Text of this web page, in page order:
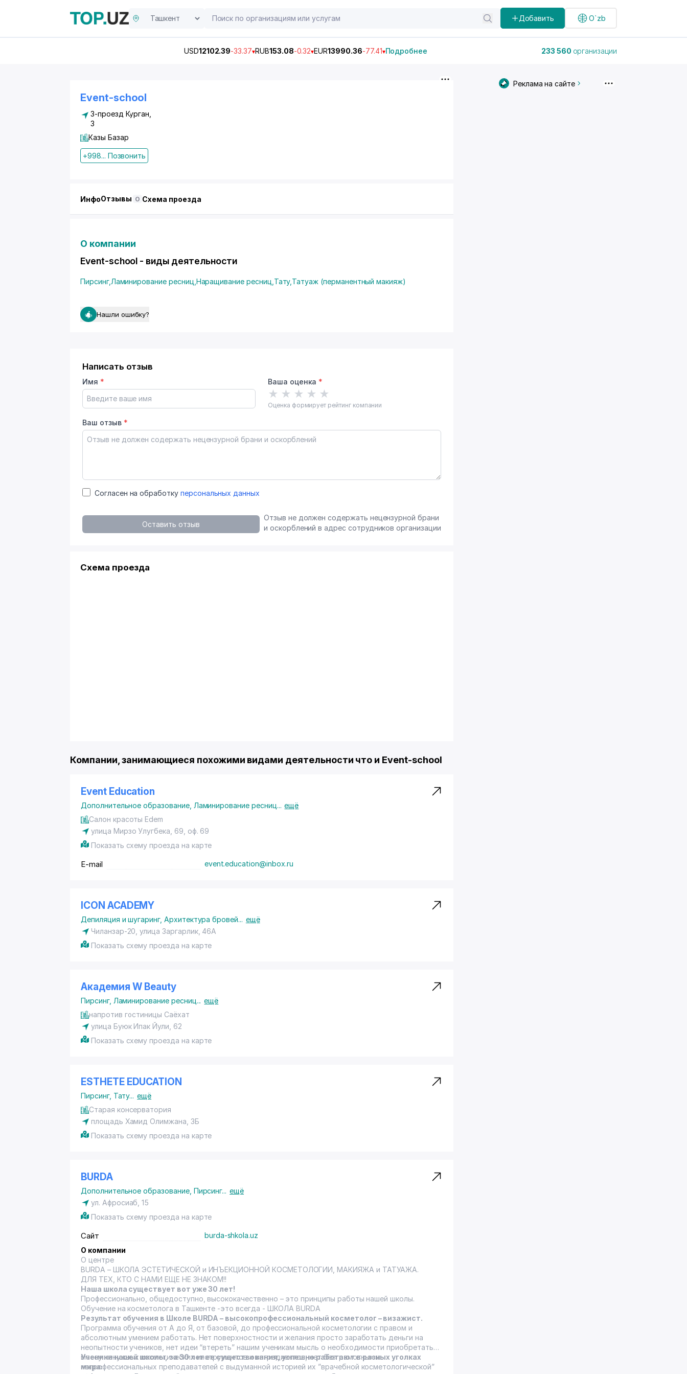
Добавить O`zb
USD12102.39-33.37 RUB153.08-0.32 EUR13990.36-77.41 Подробнее 233 560 организации
Event-school
3-проезд Курган,
3
Казы Базар
+998... Позвонить
ИнфоОтзывы 0 Схема проезда
О компании
Event-school - виды деятельности
Пирсинг, Ламинирование ресниц Наращивание ресниц Тату, Татуаж (перманентный макияж)
Нашли ошибку?
Написать отзыв
Имя * Ваша оценка *
★ ★ ★ ★ ★
Оценка формирует рейтинг компании
Ваш отзыв *
Согласен на обработку персональных данных
Оставить отзыв
Отзыв не должен содержать нецензурной брани
и оскорблений в адрес сотрудников организации
Схема проезда
Компании, занимающиеся похожими видами деятельности что и Event-school
Event Education
Дополнительное образование, Ламинирование ресниц... ещё
Салон красоты Edem
улица Мирзо Улугбека, 69, оф. 69
Показать схему проезда на карте
E-mail event.education@inbox.ru
ICON ACADEMY
Депиляция и шугаринг, Архитектура бровей... ещё
Чиланзар-20, улица Заргарлик, 46А
Показать схему проезда на карте
Академия W Beauty
Пирсинг, Ламинирование ресниц... ещё
напротив гостиницы Саёхат
улица Буюк Ипак Йули, 62
Показать схему проезда на карте
ESTHETE EDUCATION
Пирсинг, Тату... ещё
Старая консерватория
площадь Хамид Олимжана, 3Б
Показать схему проезда на карте
BURDA
Дополнительное образование, Пирсинг... ещё
ул. Афросиаб , 15
Показать схему проезда на карте
Сайт
burda-shkola.uz
О компании
О центре
BURDA – ШКОЛА ЭСТЕТИЧЕСКОЙ и ИНЪЕКЦИОННОЙ КОСМЕТОЛОГИИ, МАКИЯЖА и ТАТУАЖА.
ДЛЯ ТЕХ, КТО С НАМИ ЕЩЕ НЕ ЗНАКОМ!!
Наша школа существует вот уже 30 лет!
Профессионально, общедоступно, высококачественно – это принципы работы нашей школы.
Обучение на косметолога в Ташкенте -это всегда - ШКОЛА BURDA
Результат обучения в Школе BURDA – высокопрофессиональный косметолог – визажист.
Программа обучения от А до Я, от базовой, до профессиональной косметологии с правом и
абсолютным умением работать. Нет поверхностности и желания просто заработать деньги на
неопытности учеников, нет идеи “втереть” нашим ученикам мысль о необходимости приобретать
массу ненужных косметических инструментов и ингредиентов, нет безграмотных и
непрофессиональных преподавателей с выдуманной историей их ”врачебной косметологической”
Ученики нашей школы, за 30 лет ее существования, успешно работают в разных уголках
мира:
Реклама на сайте